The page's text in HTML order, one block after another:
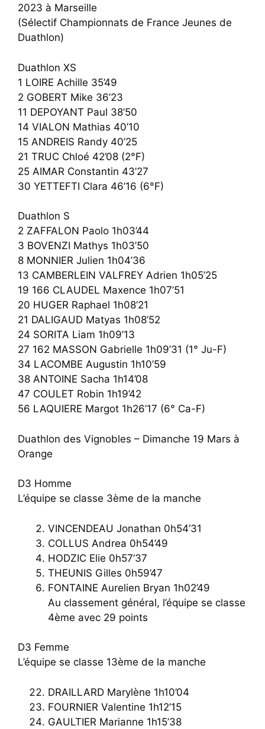
2023 à Marseille
(Sélectif Championnats de France Jeunes de
Duathlon)
Duathlon XS
1 LOIRE Achille 35’49
2 GOBERT Mike 36’23
11 DEPOYANT Paul 38’50
14 VIALON Mathias 40’10
15 ANDREIS Randy 40’25
21 TRUC Chloé 42’08 (2°F)
25 AIMAR Constantin 43’27
30 YETTEFTI Clara 46’16 (6°F)
Duathlon S
2 ZAFFALON Paolo 1h03’44
3 BOVENZI Mathys 1h03’50
8 MONNIER Julien 1h04’36
13 CAMBERLEIN VALFREY Adrien 1h05’25
19 166 CLAUDEL Maxence 1h07’51
20 HUGER Raphael 1h08’21
21 DALIGAUD Matyas 1h08’52
24 SORITA Liam 1h09’13
27 162 MASSON Gabrielle 1h09’31 (1° Ju-F)
34 LACOMBE Augustin 1h10’59
38 ANTOINE Sacha 1h14’08
47 COULET Robin 1h19’42
56 LAQUIERE Margot 1h26’17 (6° Ca-F)
Duathlon des Vignobles – Dimanche 19 Mars à
Orange
D3 Homme
L’équipe se classe 3ème de la manche
VINCENDEAU Jonathan 0h54’31
COLLUS Andrea 0h54’49
HODZIC Elie 0h57’37
THEUNIS Gilles 0h59’47
FONTAINE Aurelien Bryan 1h02’49
Au classement général, l’équipe se classe
4ème avec 29 points
D3 Femme
L’équipe se classe 13ème de la manche
DRAILLARD Marylène 1h10’04
FOURNIER Valentine 1h12’15
GAULTIER Marianne 1h15’38